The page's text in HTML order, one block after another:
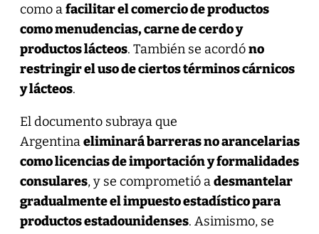
como afacilitar el comercio de productos
como menudencias, carne de cerdo y
productos lácteos. También se acordóno
restringir el uso de ciertos términos cárnicos
y lácteos.
El documento subraya que
Argentinaeliminará barreras no arancelarias
como licencias de importación y formalidades
consulares, y se comprometió adesmantelar
gradualmente el impuesto estadístico para
productos estadounidenses. Asimismo, se